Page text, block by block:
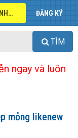
ĐĂNG NHẬP ĐĂNG KÝ
TÌM
ngay và luôn
mỏng likenew